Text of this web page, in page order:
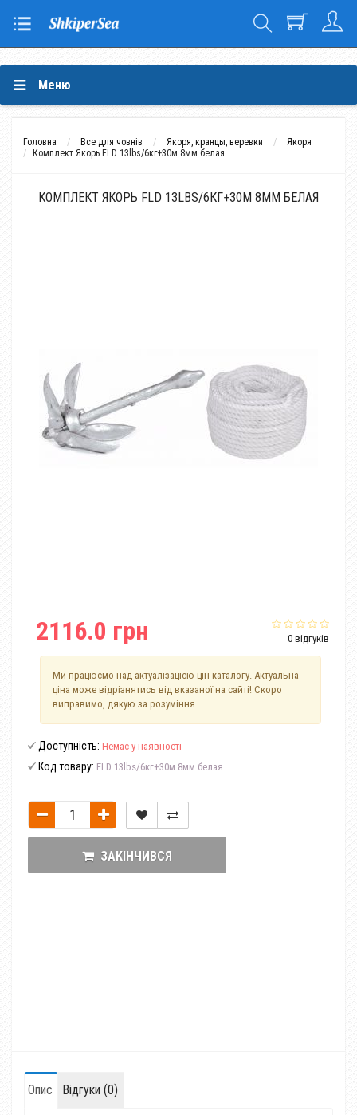
Меню
Головна Все для човнів Якоря, кранцы, веревки
Якоря
Комплект Якорь FLD 13lbs/6кг+30м 8мм белая
КОМПЛЕКТ ЯКОРЬ FLD 13LBS/6КГ+30М 8ММ БЕЛАЯ
0 відгуків
2116.0 грн
Ми працюємо над актуалізацією цін каталогу. Актуальна
ціна може відрізнятись від вказаної на сайті! Скоро
виправимо, дякую за розуміння.
Доступність: Немає у наявності
Код товару: FLD 13lbs/6кг+30м 8мм белая
ЗАКІНЧИВСЯ
Опис Відгуки (0)